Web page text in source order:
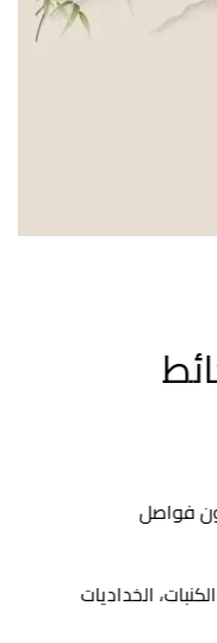
فواصل
الخداديات